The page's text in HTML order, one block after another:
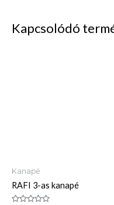
Kapcsolódó
Kanapé
RAFI 3-as kanapé